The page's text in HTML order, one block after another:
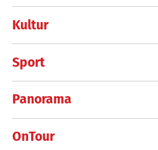
Kultur
Sport
Panorama
OnTour